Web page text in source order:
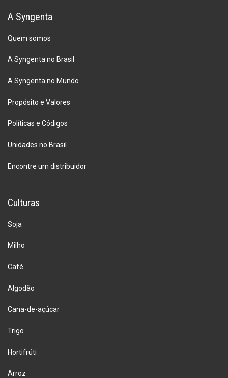
A Syngenta
Quem somos
A Syngenta no Brasil
A Syngenta no Mundo
Propósito e Valores
Políticas e Códigos
Unidades no Brasil
Encontre um distribuidor
Culturas
Soja
Milho
Café
Algodão
Cana-de-açúcar
Trigo
Hortifrúti
Arroz